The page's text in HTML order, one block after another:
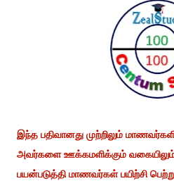
இந்த பதிவானது முற்றிலும்
அவர்களை ஊக்கமளிக்கும்
பயன்படுத்தி மாணவர்கள் பயிற்சி